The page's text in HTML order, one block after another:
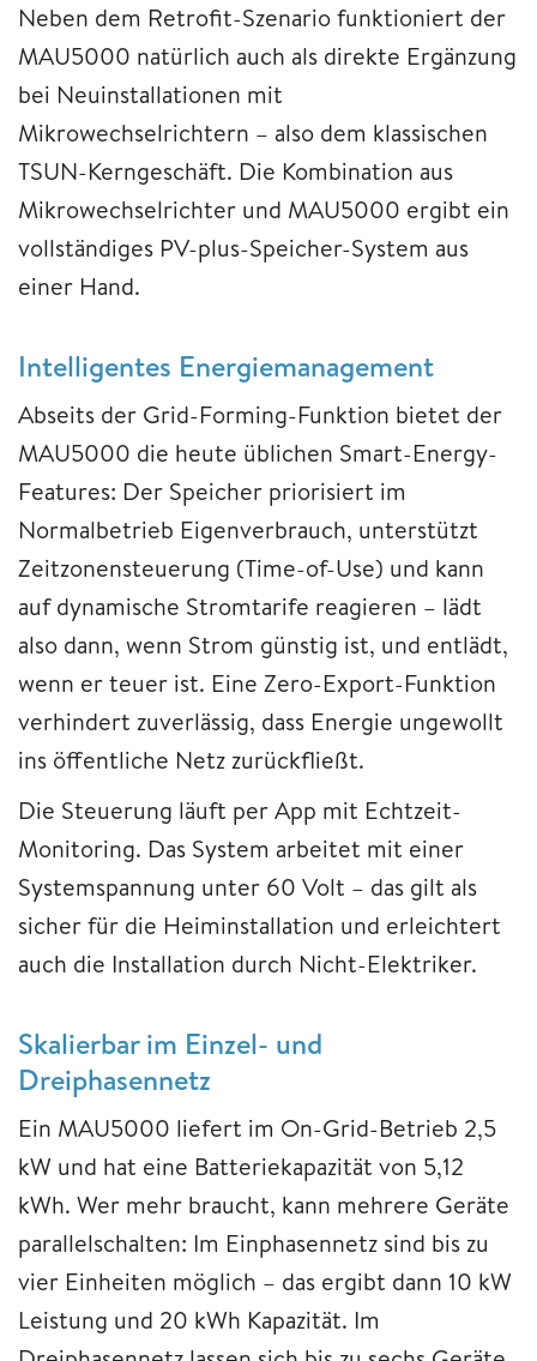
Neben dem Retrofit-Szenario funktioniert der
MAU5000 natürlich auch als direkte Ergänzung
bei Neuinstallationen mit
Mikrowechselrichtern – also dem klassischen
TSUN-Kerngeschäft. Die Kombination aus
Mikrowechselrichter und MAU5000 ergibt ein
vollständiges PV-plus-Speicher-System aus
einer Hand.
Intelligentes Energiemanagement
Abseits der Grid-Forming-Funktion bietet der
MAU5000 die heute üblichen Smart-Energy-
Features: Der Speicher priorisiert im
Normalbetrieb Eigenverbrauch, unterstützt
Zeitzonensteuerung (Time-of-Use) und kann
auf dynamische Stromtarife reagieren – lädt
also dann, wenn Strom günstig ist, und entlädt,
wenn er teuer ist. Eine Zero-Export-Funktion
verhindert zuverlässig, dass Energie ungewollt
ins öffentliche Netz zurückfließt.
Die Steuerung läuft per App mit Echtzeit-
Monitoring. Das System arbeitet mit einer
Systemspannung unter 60 Volt – das gilt als
sicher für die Heiminstallation und erleichtert
auch die Installation durch Nicht-Elektriker.
Skalierbar im Einzel- und
Dreiphasennetz
Ein MAU5000 liefert im On-Grid-Betrieb 2,5
kW und hat eine Batteriekapazität von 5,12
kWh. Wer mehr braucht, kann mehrere Geräte
parallelschalten: Im Einphasennetz sind bis zu
vier Einheiten möglich – das ergibt dann 10 kW
Leistung und 20 kWh Kapazität. Im